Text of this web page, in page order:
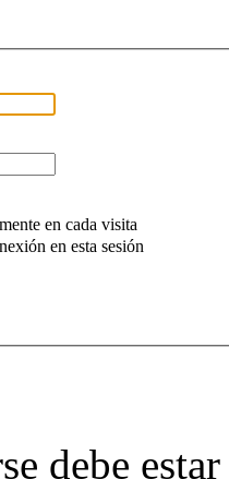
en cada visita
en esta sesión
debe